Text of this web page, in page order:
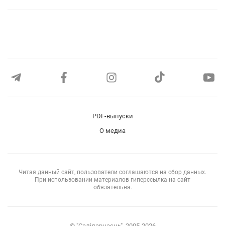
PDF-выпуски
О медиа
Читая данный сайт, пользователи соглашаются на сбор данных.
При использовании материалов гиперссылка на сайт
обязательна.